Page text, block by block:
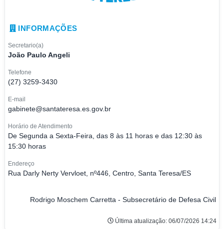
INFORMAÇÕES
Secretario(a)
João Paulo Angeli
Telefone
(27) 3259-3430
E-mail
gabinete@santateresa.es.gov.br
Horário de Atendimento
De Segunda a Sexta-Feira, das 8 às 11 horas e das 12:30 às
15:30 horas
Endereço
Rua Darly Nerty Vervloet, nº446, Centro, Santa Teresa/ES
Rodrigo Moschem Carretta - Subsecretário de Defesa Civil
Última atualização: 06/07/2026 14:24